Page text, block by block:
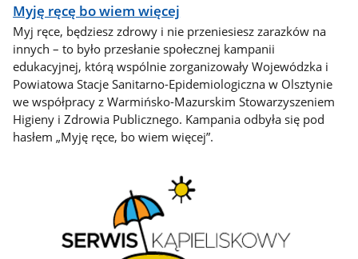
Myję ręcę bo wiem więcej
Myj ręce, będziesz zdrowy i nie przeniesiesz zarazków na
innych – to było przesłanie społecznej kampanii
edukacyjnej, którą wspólnie zorganizowały Wojewódzka i
Powiatowa Stacje Sanitarno-Epidemiologiczna w Olsztynie
we współpracy z Warmińsko-Mazurskim Stowarzyszeniem
Higieny i Zdrowia Publicznego. Kampania odbyła się pod
hasłem „Myję ręce, bo wiem więcej”.